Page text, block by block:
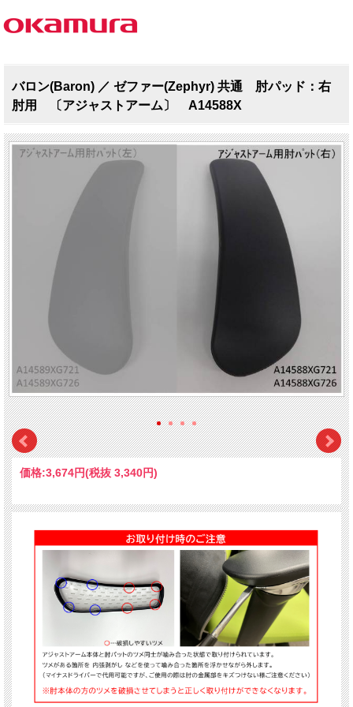
バロン(Baron) ／ ゼファー(Zephyr) 共通 肘パッド：右
肘用 〔アジャストアーム〕 A14588X
価格:3,674円(税抜 3,340円)